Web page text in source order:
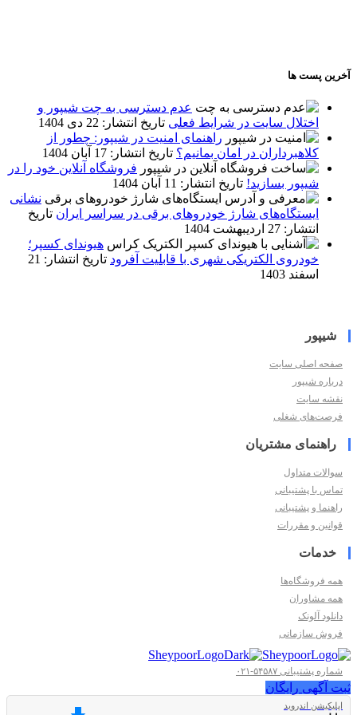
آخرین پست ها
عدم دسترسی به چت شیپور و
اختلال سایت در شرایط فعلی تاریخ انتشار: 22 دی 1404
راهنمای امنیت در شیپور: چطور از
کلاهبرداران در امان بمانیم؟ تاریخ انتشار: 17 آبان 1404
فروشگاه آنلاین خود را در
شیپور بسازید! تاریخ انتشار: 11 آبان 1404
نشانی
ایستگاه‌های شارژ خودروهای برقی در سراسر ایران تاریخ
انتشار: 27 اردیبهشت 1404
هیوندای کسپر؛
خودروی الکتریکی شهری با قابلیت آفرود
تاریخ انتشار: 21
اسفند 1403
شیپور
صفحه اصلی سایت
درباره شیپور
نقشه سایت
فرصت‌های شغلی
راهنمای مشتریان
سوالات متداول
تماس با پشتیبانی
راهنما و پشتیبانی
قوانین و مقررات
خدمات
همه فروشگاه‌ها
همه مشاوران
دانلود آلونک
فروش سازمانی
شماره پشتیبانی ۵۴۵۸۷-۰۲۱
ثبت آگهی رایگان
اپلیکیشن اندروید